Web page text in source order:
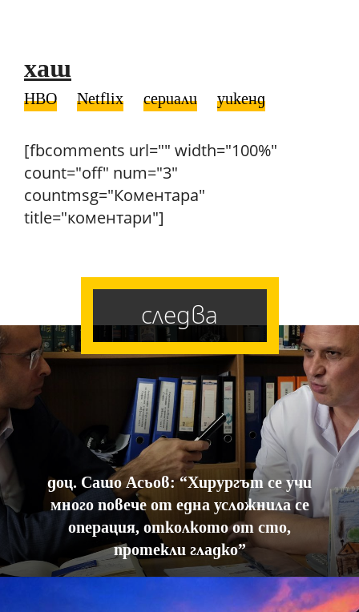
хаш
HBO Netflix сериали уикенд
[fbcomments url="" width="100%"
count="off" num="3"
countmsg="Коментара"
title="коментари"]
следва
доц. Сашо Асьов: “Хирургът се учи
много повече от една усложнила се
операция, отколкото от сто,
протекли гладко”